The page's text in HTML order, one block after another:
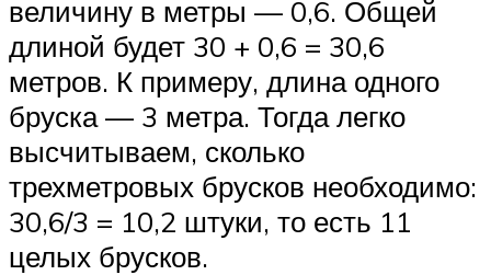
величину в метры — 0,6. Общей
длиной будет 30 + 0,6 = 30,6
метров. К примеру, длина одного
бруска — 3 метра. Тогда легко
высчитываем, сколько
трехметровых брусков необходимо:
30,6/3 = 10,2 штуки, то есть 11
целых брусков.